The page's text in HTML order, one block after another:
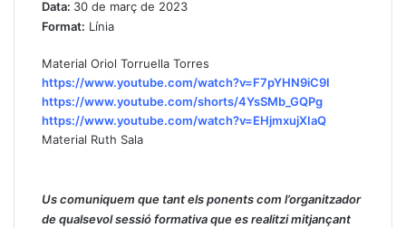
Data: 30 de març de 2023
Format: Línia
Material Oriol Torruella Torres
https://www.youtube.com/watch?v=F7pYHN9iC9I
https://www.youtube.com/shorts/4YsSMb_GQPg
https://www.youtube.com/watch?v=EHjmxujXIaQ
Material Ruth Sala
Us comuniquem que tant els ponents com l’organitzador
de qualsevol sessió formativa que es realitzi mitjançant